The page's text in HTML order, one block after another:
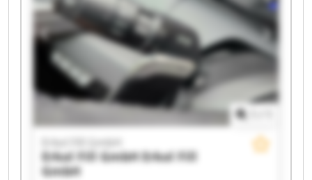
Erkol Fill GmbH
Erkol Fill GmbHErkol Fill
GmbH